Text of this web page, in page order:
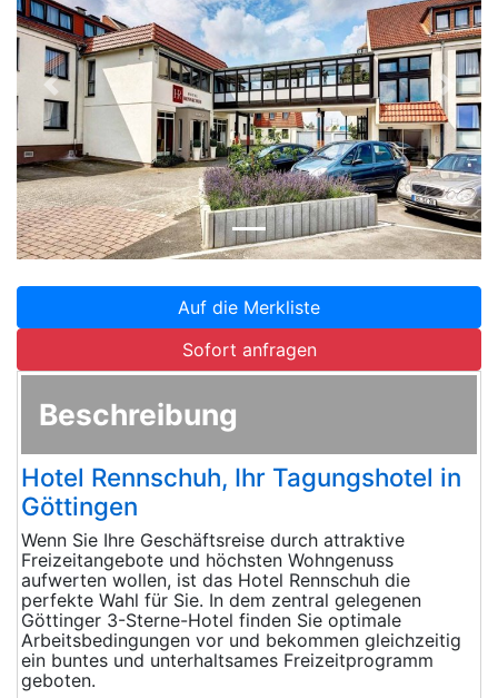
Zurück
Auf die Merkliste
Sofort anfragen
Beschreibung
Hotel Rennschuh, Ihr Tagungshotel in
Göttingen
Wenn Sie Ihre Geschäftsreise durch attraktive
Freizeitangebote und höchsten Wohngenuss
aufwerten wollen, ist das Hotel Rennschuh die
perfekte Wahl für Sie. In dem zentral gelegenen
Göttinger 3-Sterne-Hotel finden Sie optimale
Arbeitsbedingungen vor und bekommen gleichzeitig
ein buntes und unterhaltsames Freizeitprogramm
geboten.